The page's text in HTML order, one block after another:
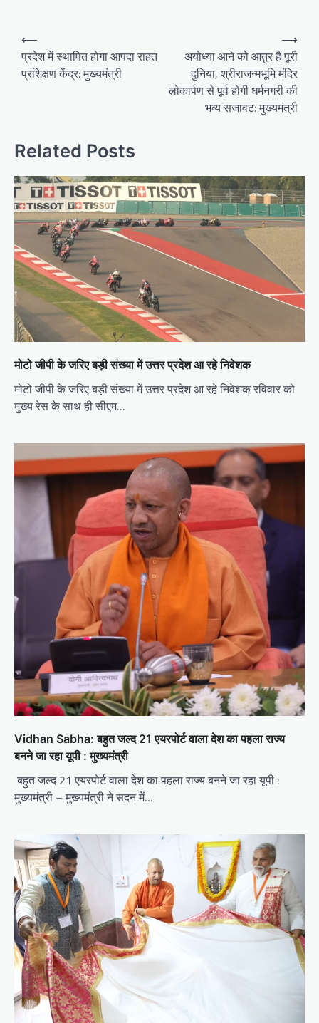
Post
navigation
⟵
प्रदेश में स्थापित होगा आपदा राहत
प्रशिक्षण केंद्र: मुख्यमंत्री
अयोध्या आने को आतुर है पूरी
दुनिया, श्रीराजन्मभूमि मंदिर
लोकार्पण से पूर्व होगी धर्मनगरी की
भव्य सजावट: मुख्यमंत्री
⟶
Related Posts
मोटो जीपी के जरिए बड़ी संख्या में उत्तर प्रदेश आ रहे निवेशक
मोटो जीपी के जरिए बड़ी संख्या में उत्तर प्रदेश आ रहे निवेशक रविवार को
मुख्य रेस के साथ ही सीएम…
Vidhan Sabha: बहुत जल्द 21 एयरपोर्ट वाला देश का पहला राज्य
बनने जा रहा यूपी : मुख्यमंत्री
बहुत जल्द 21 एयरपोर्ट वाला देश का पहला राज्य बनने जा रहा यूपी :
मुख्यमंत्री – मुख्यमंत्री ने सदन में…